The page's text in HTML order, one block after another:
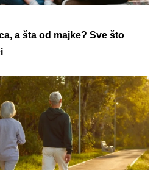
a šta od majke? Sve što